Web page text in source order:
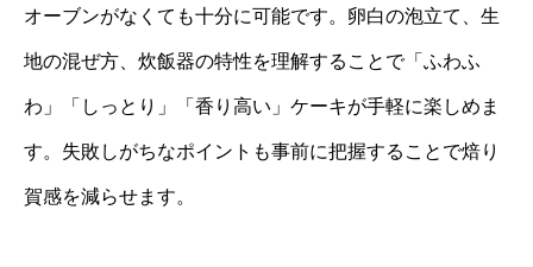
オーブンがなくても十分に可能です。卵白の泡立て、生
地の混ぜ方、炊飯器の特性を理解することで「ふわふ
わ」「しっとり」「香り高い」ケーキが手軽に楽しめま
す。失敗しがちなポイントも事前に把握することで焙り
賀感を減らせます。